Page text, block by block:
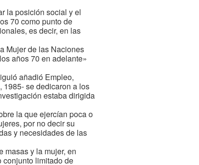
la posición social y el
70 como punto de
es decir, en las
Mujer de las Naciones
años 70 en adelante»
añadió Empleo,
1985- se dedicaron a los
estaba dirigida
la que ejercían poca o
por no decir su
y necesidades de las
masas y la mujer, en
conjunto limitado de